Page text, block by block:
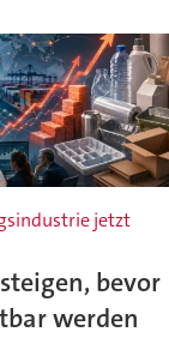
jetzt
bevor
werden